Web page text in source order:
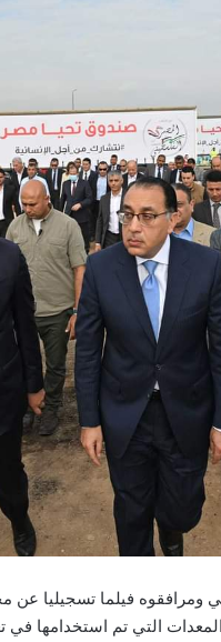
فيلما تسجيليا عن
التي تم استخدامها